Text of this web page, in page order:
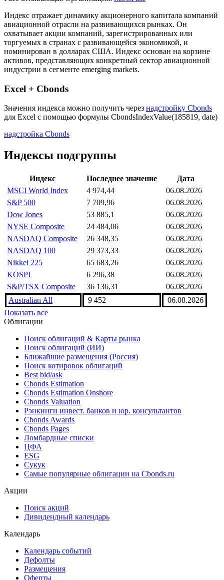
Описание индекса
Рассчитывающая Организация: MSCI Inc
Индекс отражает динамику акционерного капитала компаний
авиационной отрасли на развивающихся рынках. Он
охватывает акции компаний, зарегистрированных или
торгуемых в странах с развивающейся экономикой, и
номинирован в долларах США. Индекс основан на корзине
активов, представляющих конкретный сектор авиационной
индустрии в сегменте emerging markets.
Excel + Cbonds
для Excel с помощью формулы
Индексы подгруппы
Индекс Последнее значение
Дата
MSCI World Index
4 974,44
06.08.2026
S&P 500
7 709,96
06.08.2026
Dow Jones
53 885,1
06.08.2026
NYSE Composite
24 484,06
06.08.2026
NASDAQ Composite
26 348,35
06.08.2026
NASDAQ 100
29 373,33
06.08.2026
Nikkei 225
65 683,26
06.08.2026
KOSPI
6 296,38
06.08.2026
S&P/TSX Composite
Australian All
9 452
Показать все
Облигации
Поиск облигаций & Карты рынка
Поиск облигаций (ИИ)
Ближайшие размещения (Россия)
Поиск котировок облигаций
Best bid/ask
Cbonds Estimation
Cbonds Estimation Onshore
Cbonds Valuation
Рэнкинги инвест. банков и юр. консультантов
Cbonds Awards
Cbonds Pages
Ломбардные списки
ESG
Самые популярные облигации на Cbonds.ru
Дивидендный календарь
Календарь